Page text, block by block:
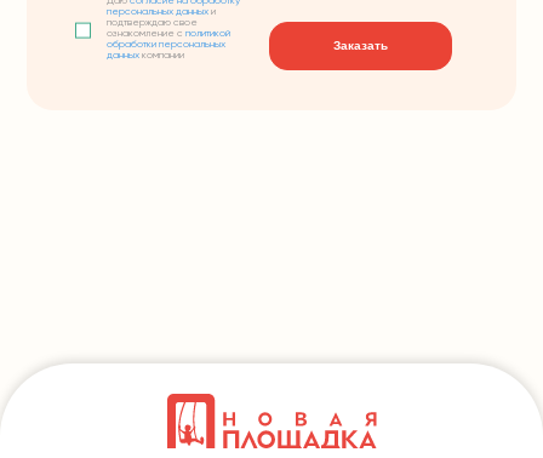
персональных данных и
подтверждаю свое
ознакомление сполитикой
обработки персональных
данных компании
Заказать